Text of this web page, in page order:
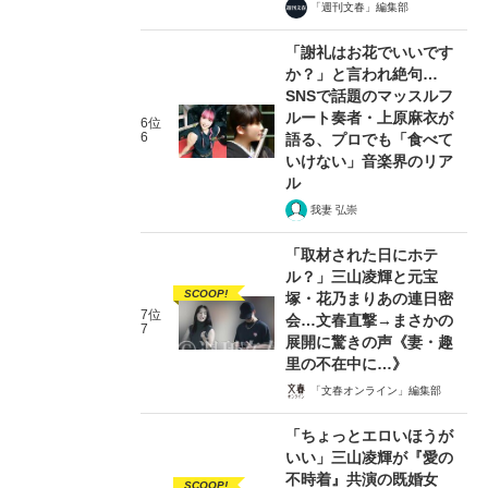
「週刊文春」編集部
6位
6
「謝礼はお花でいいです
か？」と言われ絶句…
SNSで話題のマッスルフ
ルート奏者・上原麻衣が
語る、プロでも「食べて
いけない」音楽界のリア
ル
我妻 弘崇
7位
7
SCOOP!
「取材された日にホテ
ル？」三山凌輝と元宝
塚・花乃まりあの連日密
会…文春直撃→まさかの
展開に驚きの声《妻・趣
里の不在中に…》
「文春オンライン」編集部
SCOOP!
「ちょっとエロいほうが
いい」三山凌輝が『愛の
不時着』共演の既婚女